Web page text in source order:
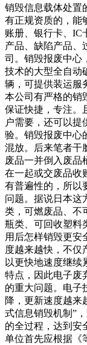
销毁信息载体处置
有正规资质的，能
账册、银行卡、IC
产品、缺陷产品、
司。销毁报废中心
技术的大型全自动
辆，可提供装运服
本公司有严格的销
保证快捷，专注。
户需要，还可以提
验。销毁报废中心
混放。后来笔者干
废品一并倒入废品
在一起或交废品收
有普遍性的，所以
问题。据说日本这
类，可燃废品、不
瓶类、可回收塑料
用后怎样销毁更安
度越来越快，不仅
以更快地速度继续
特点，因此电子废
的重大问题。电子
降，更新速度越来
式信息销毁机制”
的全过程，达到安
单位首先应根据《